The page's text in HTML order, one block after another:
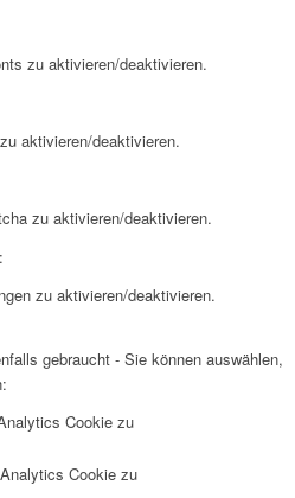
zu aktivieren/deaktivieren.
aktivieren/deaktivieren.
zu aktivieren/deaktivieren.
zu aktivieren/deaktivieren.
gebraucht - Sie können auswählen,
Cookie zu
Cookie zu